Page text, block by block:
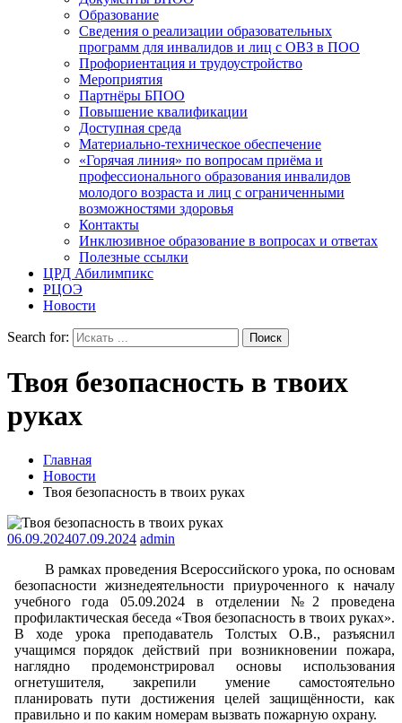
Образование
Сведения о реализации образовательных
программ для инвалидов и лиц с ОВЗ в ПОО
Профориентация и трудоустройство
Мероприятия
Партнёры БПОО
Повышение квалификации
Доступная среда
Материально-техническое обеспечение
«Горячая линия» по вопросам приёма и
профессионального образования инвалидов
молодого возраста и лиц с ограниченными
возможностями здоровья
Контакты
Инклюзивное образование в вопросах и ответах
Полезные ссылки
ЦРД Абилимпикс
РЦОЭ
Новости
Search for:
Твоя безопасность в твоих
руках
Главная
Новости
Твоя безопасность в твоих руках
06.09.202407.09.2024 admin
В рамках проведения Всероссийского урока, по основам
безопасности жизнедеятельности приуроченного к началу
учебного года 05.09.2024 в отделении №2 проведена
профилактическая беседа «Твоя безопасность в твоих руках».
В ходе урока преподаватель Толстых О.В., разъяснил
учащимся порядок действий при возникновении пожара,
наглядно продемонстрировал основы использования
огнетушителя, закрепили умение самостоятельно
планировать пути достижения целей защищённости, как
правильно и по каким номерам вызвать пожарную охрану.